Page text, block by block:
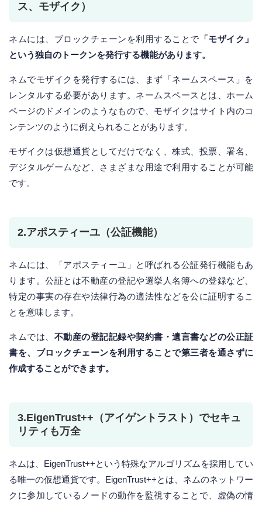
ス、モザイク）
ネムには、ブロックチェーンを利用することで 「モザイク」
という独自のトークンを発行する機能があります。
ネムでモザイクを発行するには、まず「ネームスペース」を
レンタルする必要があります。ネームスペースとは、ホーム
ページのドメインのようなもので、モザイクはサイト内のコ
ンテンツのように例えられることがあります。
モザイクは仮想通貨としてだけでなく、株式、投票、署名、
デジタルゲームなど、さまざまな用途で利用することが可能
です。
2.アポスティーユ（公証機能）
ネムには、「アポスティーユ」と呼ばれる公証発行機能もあ
ります。公証とは不動産の登記や選挙人名簿への登録など、
特定の事実の存在や法律行為の適法性などを公に証明するこ
とを意味します。
ネムでは、 不動産の登記記録や契約書・遺言書などの公正証
書を、ブロックチェーンを利用することで第三者を通さずに
作成することができます。
3.EigenTrust++（アイゲントラスト）でセキュ
リティも万全
ネムは、EigenTrust++という特殊なアルゴリズムを採用してい
る唯一の仮想通貨です。EigenTrust++とは、ネムのネットワー
クに参加しているノードの動作を監視することで、虚偽の情